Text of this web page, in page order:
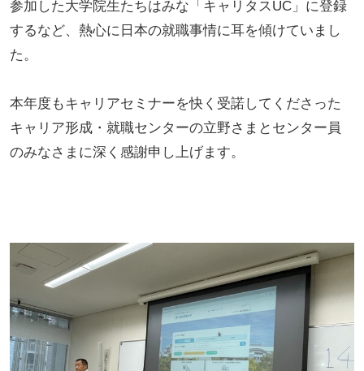
参加した大学院生たちはみな「キャリタスUC」に登録
するなど、熱心に日本の就職事情に耳を傾けていまし
た。
本年度もキャリアセミナーを快く受諾してくださった
キャリア形成・就職センターの立野さまとセンター員
のみなさまに深く感謝申し上げます。